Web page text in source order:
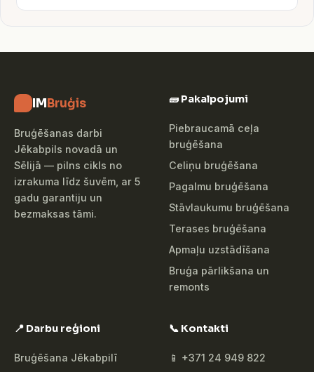
IMBruģis
Bruģēšanas darbi
Jēkabpils novadā un
Sēlijā — pilns cikls no
izrakuma līdz šuvēm, ar 5
gadu garantiju un
bezmaksas tāmi.
🧱 Pakalpojumi
Piebraucamā ceļa
bruģēšana
Celiņu bruģēšana
Pagalmu bruģēšana
Stāvlaukumu bruģēšana
Terases bruģēšana
Apmaļu uzstādīšana
Bruģa pārlikšana un
remonts
📍 Darbu reģioni
Bruģēšana Jēkabpilī
📞 Kontakti
📱 +371 24 949 822